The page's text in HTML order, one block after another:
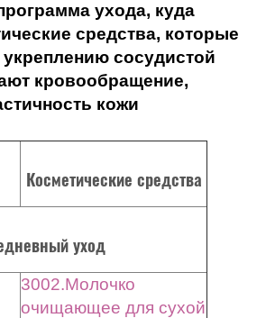
ухода, куда
средства, которые
сосудистой
кровообращение,
кожи
Косметические средства
уход
3002.Молочко
очищающее для сухой